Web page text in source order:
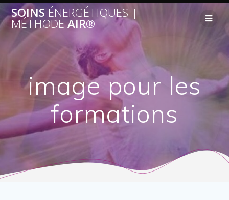
SOINS ÉNERGÉTIQUES |
MÉTHODEAIR®
image pour les
formations